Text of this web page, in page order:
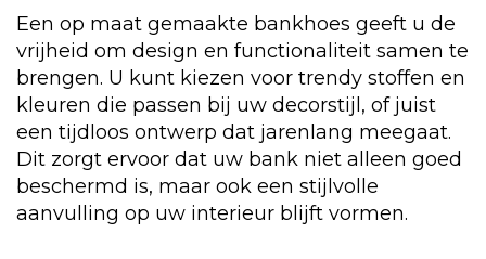
Een op maat gemaakte bankhoes geeft u de
vrijheid om design en functionaliteit samen te
brengen. U kunt kiezen voor trendy stoffen en
kleuren die passen bij uw decorstijl, of juist
een tijdloos ontwerp dat jarenlang meegaat.
Dit zorgt ervoor dat uw bank niet alleen goed
beschermd is, maar ook een stijlvolle
aanvulling op uw interieur blijft vormen.